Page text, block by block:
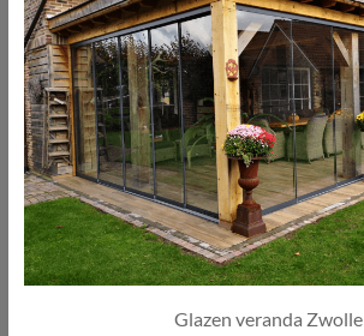
Glazen veranda Zwolle